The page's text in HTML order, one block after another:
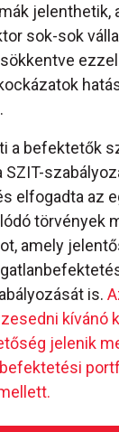
jelenthetik,
sok-sok
a befektetők
SZIT-
elfogadta az
törvények
amely
is.
kívánó
jelenik